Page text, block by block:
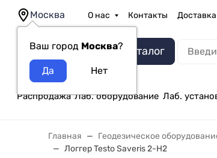
Москва
Ваш город Москва?
О нас Контакты
Каталог
Распродажа Лаб. оборудование Лаб.
Главная Геодезическое
Логгер Testo Saveris 2-H2